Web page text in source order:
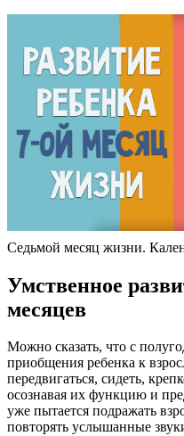
Седьмой месяц жизни.
Умственное
месяцев
Можно сказать, что с
приобщения ребенка к
передвигаться, сидеть,
осознавая их функцию и
уже пытается подражать
повторять услышанные